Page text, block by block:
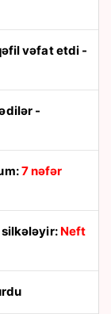
7 nəfər
silkələyir: Neft